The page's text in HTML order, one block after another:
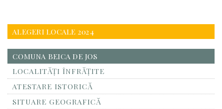
ALEGERI LOCALE 2024
COMUNA BEICA DE JOS
LOCALITĂŢI ÎNFRĂŢITE
ATESTARE ISTORICĂ
SITUARE GEOGRAFICĂ